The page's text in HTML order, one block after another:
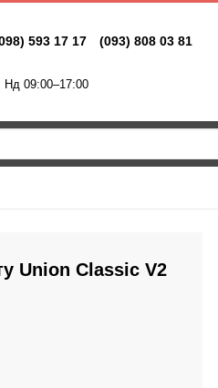
593 17 17 (093) 808 03 81
Нд 09:00–17:00
Union Classic V2